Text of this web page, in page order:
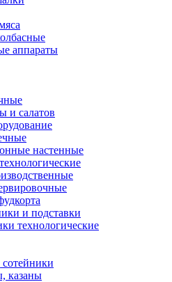
аппараты
и салатов
настенные
и подставки
технологические
казаны